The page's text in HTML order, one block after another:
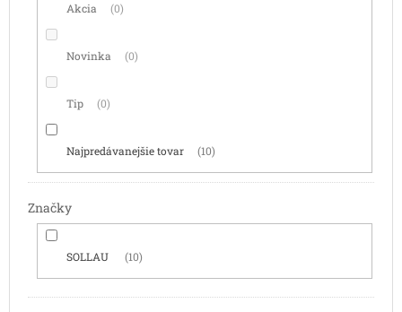
Akcia 0
Novinka 0
Tip 0
Najpredávanejšie tovar 10
Značky
SOLLAU 10